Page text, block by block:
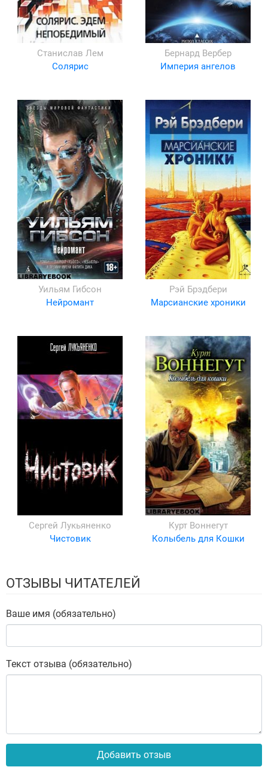
Станислав Лем
Солярис
Бернард Вербер
Империя ангелов
Уильям Гибсон
Нейромант
Рэй Брэдбери
Марсианские хроники
Сергей Лукьяненко
Чистовик
Курт Воннегут
Колыбель для Кошки
ОТЗЫВЫ ЧИТАТЕЛЕЙ
Ваше имя (обязательно)
Текст отзыва (обязательно)
Добавить отзыв